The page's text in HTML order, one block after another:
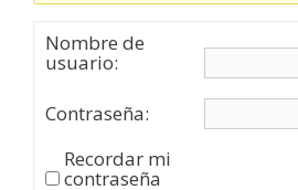
Nombre de
usuario:
Contraseña:
Recordar mi
contraseña